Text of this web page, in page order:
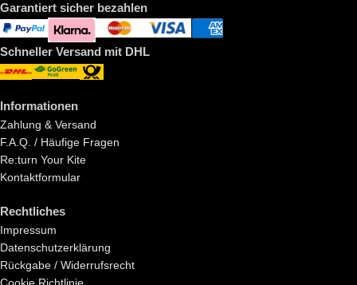
Garantiert sicher bezahlen
Schneller Versand mit DHL
Informationen
Zahlung & Versand
F.A.Q. / Häufige Fragen
Re:turn Your Kite
Kontaktformular
Rechtliches
Impressum
Datenschutzerklärung
Rückgabe / Widerrufsrecht
Cookie Richtlinie